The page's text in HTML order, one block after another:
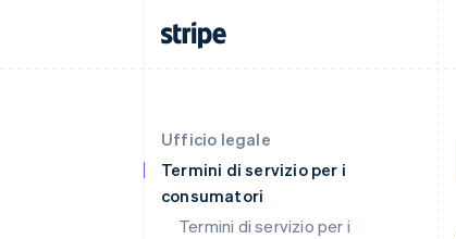
Ufficio legale
Termini di servizio per i
consumatori
Termini di servizio per i